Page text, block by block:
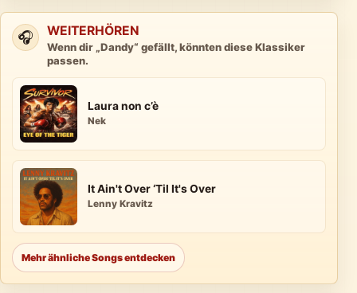
🎧 WEITERHÖREN
Wenn dir „Dandy“ gefällt, könnten diese Klassiker
passen.
Laura non c’è
Nek
It Ain't Over ‘Til It's Over
Lenny Kravitz
Mehr ähnliche Songs entdecken